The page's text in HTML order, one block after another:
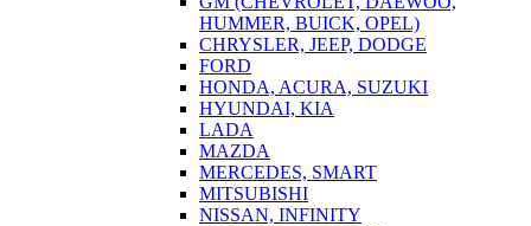
HUMMER, BUICK, OPEL)
CHRYSLER, JEEP, DODGE
FORD
HONDA, ACURA, SUZUKI
HYUNDAI, KIA
LADA
MAZDA
MERCEDES, SMART
MITSUBISHI
NISSAN, INFINITY